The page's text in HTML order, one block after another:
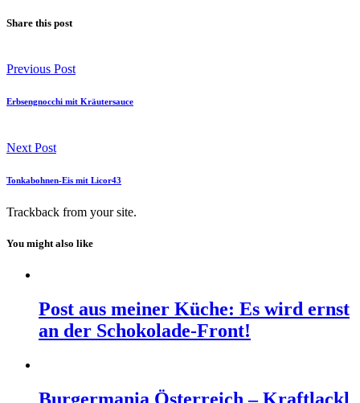
Share this post
Previous Post
Erbsengnocchi mit Kräutersauce
Next Post
Tonkabohnen-Eis mit Licor43
Trackback from your site.
You might also like
Post aus meiner Küche: Es wird ernst
an der Schokolade-Front!